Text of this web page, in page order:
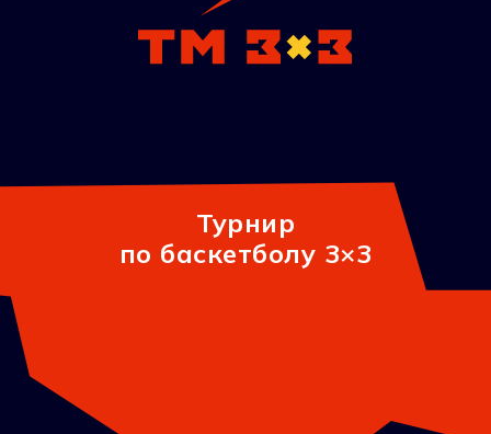
Турнир
по баскетболу 3×3